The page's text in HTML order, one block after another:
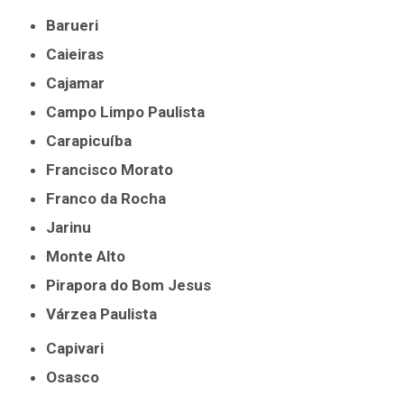
Barueri
Caieiras
Cajamar
Campo Limpo Paulista
Carapicuíba
Francisco Morato
Franco da Rocha
Jarinu
Monte Alto
Pirapora do Bom Jesus
Várzea Paulista
Capivari
Osasco